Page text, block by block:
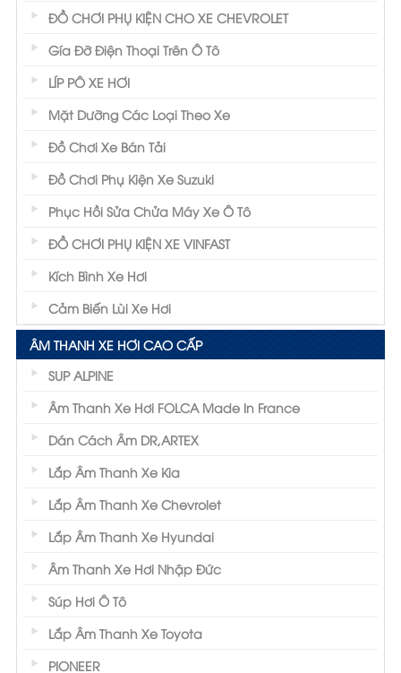
ĐỒ CHƠI PHỤ KIỆN CHO XE CHEVROLET
Gía Đỡ Điện Thoại Trên Ô Tô
LÍP PÔ XE HƠI
Mặt Dưỡng Các Loại Theo Xe
Đồ Chơi Xe Bán Tải
Đồ Chơi Phụ Kiện Xe Suzuki
Phục Hồi Sửa Chửa Máy Xe Ô Tô
ĐỒ CHƠI PHỤ KIỆN XE VINFAST
Kích Bình Xe Hơi
Cảm Biến Lùi Xe Hơi
ÂM THANH XE HƠI CAO CẤP
SUP ALPINE
Âm Thanh Xe Hơi FOLCA Made In France
Dán Cách Âm DR,ARTEX
Lắp Âm Thanh Xe Kia
Lắp Âm Thanh Xe Chevrolet
Lắp Âm Thanh Xe Hyundai
Âm Thanh Xe Hơi Nhập Đức
Súp Hơi Ô Tô
Lắp Âm Thanh Xe Toyota
PIONEER